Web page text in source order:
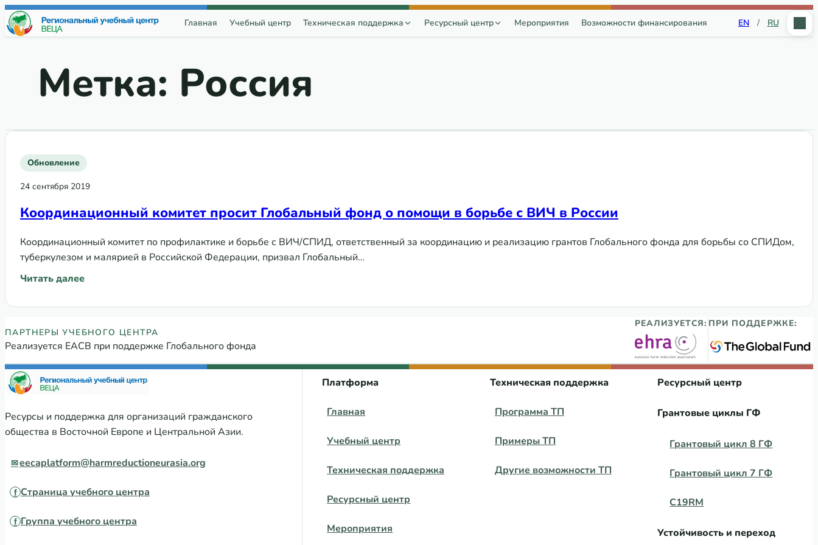
Перейти к содержимому
Главная Учебный центр Техническая поддержка Ресурсный центр Мероприятия Возможности финансирования EN / RU
Метка: Россия
Обновление
24 сентября 2019
Координационный комитет просит Глобальный фонд о помощи в борьбе с ВИЧ в России
Координационный комитет по профилактике и борьбе с ВИЧ/СПИД, ответственный за координацию и реализацию грантов Глобального фонда для борьбы со СПИДом,
туберкулезом и малярией в Российской Федерации, призвал Глобальный…
Читать далее
: Координационный комитет просит Глобальный фонд о помощи в борьбе с ВИЧ в России
Партнеры Регионального учебного центра ВЕЦА
ПАРТНЕРЫ УЧЕБНОГО ЦЕНТРА
Реализуется ЕАСВ при поддержке Глобального фонда
РЕАЛИЗУЕТСЯ: ПРИ ПОДДЕРЖКЕ:
Ресурсы и поддержка для организаций гражданского
общества в Восточной Европе и Центральной Азии.
eecaplatform@harmreductioneurasia.org
Страница учебного центра
Группа учебного центра
Платформа
Главная
Учебный центр
Техническая поддержка
Ресурсный центр
Мероприятия
Техническая поддержка
Программа ТП
Примеры ТП
Другие возможности ТП
Ресурсный центр
Грантовые циклы ГФ
Грантовый цикл 8 ГФ
Грантовый цикл 7 ГФ
C19RM
Устойчивость и переход